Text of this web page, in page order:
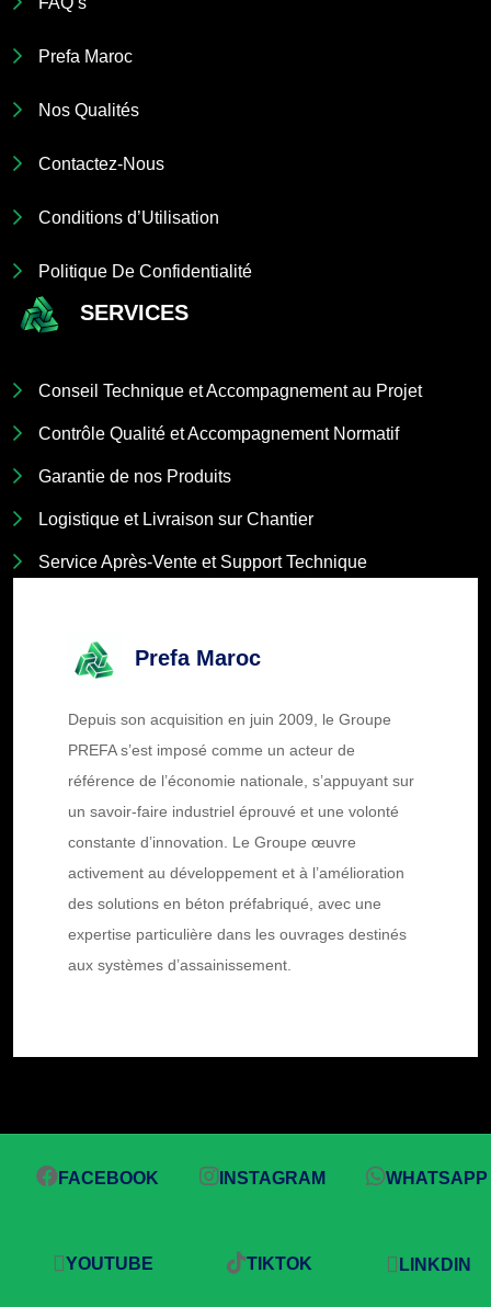
Prefa Maroc
Nos Qualités
Contactez-Nous
Conditions d’Utilisation
Politique De Confidentialité
SERVICES
Conseil Technique et Accompagnement au Projet
Contrôle Qualité et Accompagnement Normatif
Garantie de nos Produits
Logistique et Livraison sur Chantier
Service Après-Vente et Support Technique
Prefa Maroc
Depuis son acquisition en juin 2009, le Groupe
PREFA s’est imposé comme un acteur de
référence de l’économie nationale, s’appuyant sur
un savoir-faire industriel éprouvé et une volonté
constante d’innovation. Le Groupe œuvre
activement au développement et à l’amélioration
des solutions en béton préfabriqué, avec une
expertise particulière dans les ouvrages destinés
aux systèmes d’assainissement.
FACEBOOK INSTAGRAM WHATSAPP
YOUTUBE TIKTOK LINKDIN